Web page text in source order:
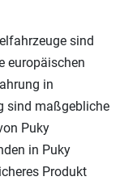
sind
europäischen
in
sind maßgebliche
Puky
in Puky
Produkt